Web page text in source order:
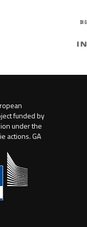
funded by
under the
actions. GA